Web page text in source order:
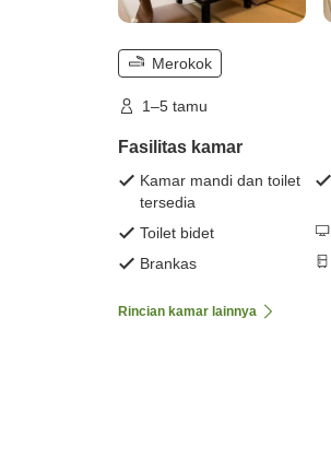
Merokok
1–5 tamu
Fasilitas kamar
Kamar mandi dan toilet
tersedia
Toilet bidet
Brankas
Rincian kamar lainnya